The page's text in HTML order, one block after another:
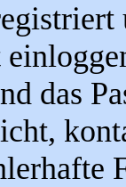
das